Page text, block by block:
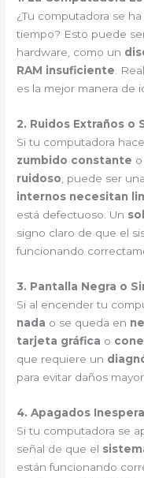
¿Tu computadora se
tiempo? Esto puede
hardware, como un
RAM insuficiente.
es la mejor manera de
2. Ruidos Extraños
Si tu computadora hace
zumbido constante
ruidoso, puede ser
internos necesitan
está defectuoso. Un
signo claro de que el
funcionando
3. Pantalla Negra o
Si al encender tu
nada o se queda en
tarjeta gráfica o
que requiere un
para evitar daños
4. Apagados
Si tu computadora se
señal de que el
están funcionando